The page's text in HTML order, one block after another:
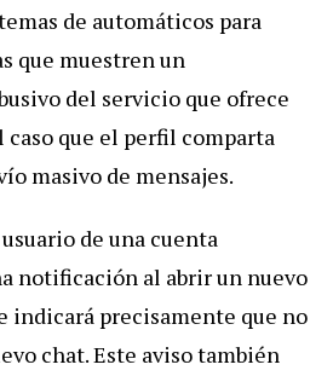
de automáticos para
que muestren un
del servicio que ofrece
que el perfil comparta
masivo de mensajes.
de una cuenta
notificación al abrir un nuevo
indicará precisamente que no
chat. Este aviso también